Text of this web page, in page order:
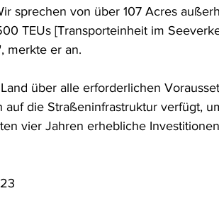
sprechen von über 107 Acres
TEUs [Transporteinheit im
merkte er an.
über alle erforderlichen
die Straßeninfrastruktur verfügt,
vier Jahren erhebliche